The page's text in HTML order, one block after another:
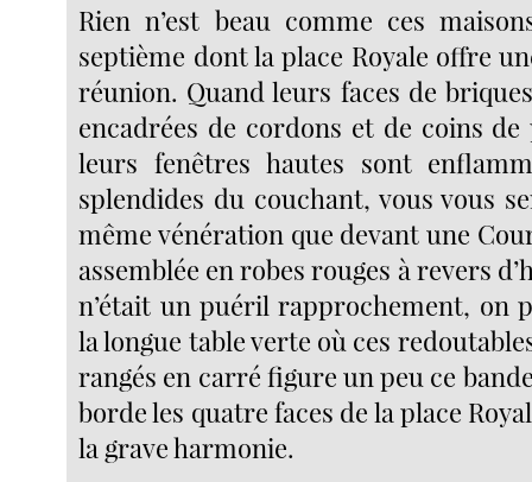
Rien n’est beau comme ces
septième dont la place Royale offre
réunion. Quand leurs faces de
encadrées de cordons et de coins
leurs fenêtres hautes sont
splendides du couchant, vous vous
même vénération que devant une
assemblée en robes rouges à revers
n’était un puéril rapprochement, on
la longue table verte où ces
rangés en carré figure un peu ce
borde les quatre faces de la place
la grave harmonie.